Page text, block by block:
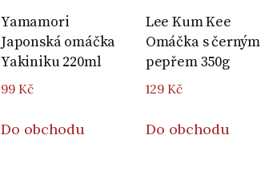
Yamamori
Japonská omáčka
Yakiniku 220ml
99 Kč
Do obchodu
Lee Kum Kee
Omáčka s černým
pepřem 350g
129 Kč
Do obchodu